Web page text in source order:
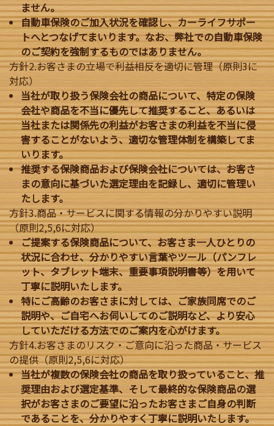
ません。
自動車保険のご加入状況を確認し、カーライフサポー
トへとつなげてまいります。なお、弊社での自動車保険
のご契約を強制するものではありません。
方針2.お客さまの立場で利益相反を適切に管理（原則3に
対応）
当社が取り扱う保険会社の商品について、特定の保険
会社や商品を不当に優先して推奨すること、あるいは
当社または関係先の利益がお客さまの利益を不当に侵
害することがないよう、適切な管理体制を構築してま
いります。
推奨する保険商品および保険会社については、お客さ
まの意向に基づいた選定理由を記録し、適切に管理い
たします。
方針3.商品・サービスに関する情報の分かりやすい説明
（原則2,5,6に対応）
ご提案する保険商品について、お客さま一人ひとりの
状況に合わせ、分かりやすい言葉やツール（パンフレ
ット、タブレット端末、重要事項説明書等）を用いて
丁寧に説明いたします。
特にご高齢のお客さまに対しては、ご家族同席でのご
説明や、ご自宅へお伺いしてのご説明など、より安心
していただける方法でのご案内を心がけます。
方針4.お客さまのリスク・ご意向に沿った商品・サービス
の提供（原則2,5,6に対応）
当社が複数の保険会社の商品を取り扱っていること、推
奨理由および選定基準、そして最終的な保険商品の選
択がお客さまのご要望に沿ったお客さまご自身の判断
であることを、分かりやすく丁寧に説明いたします。